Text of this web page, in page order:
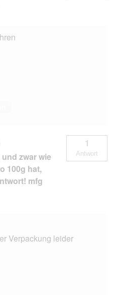
zwar wie
100g hat,
mfg
1
Antwort
Verpackung leider